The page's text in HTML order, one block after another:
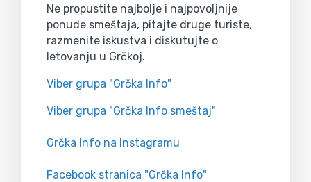
Ne propustite najbolje i najpovoljnije
ponude smeštaja, pitajte druge turiste,
razmenite iskustva i diskutujte o
letovanju u Grčkoj.
Viber grupa "Grčka Info"
Viber grupa "Grčka Info smeštaj"
Grčka Info na Instagramu
Facebook stranica "Grčka Info"